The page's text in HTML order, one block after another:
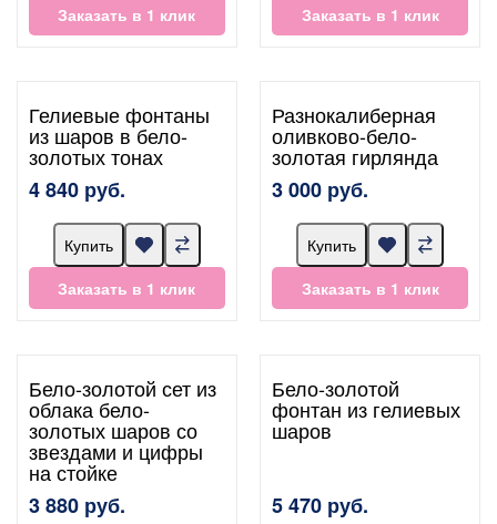
Заказать в 1 клик
Заказать в 1 клик
Гелиевые фонтаны
из шаров в бело-
золотых тонах
4 840 руб.
Купить
Заказать в 1 клик
Разнокалиберная
оливково-бело-
золотая гирлянда
3 000 руб.
Купить
Заказать в 1 клик
Бело-золотой сет из
облака бело-
золотых шаров со
звездами и цифры
на стойке
3 880 руб.
Бело-золотой
фонтан из гелиевых
шаров
5 470 руб.